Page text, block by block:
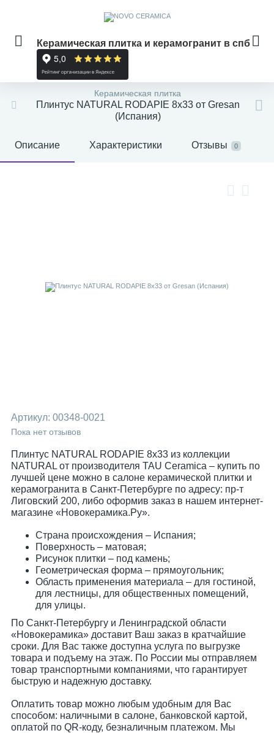
Керамическая плитка и керамогранит в спб
Керамическая плитка
Плинтус NATURAL RODAPIE 8x33 от Gresan
(Испания)
Описание Характеристики Отзывы 0
Артикул: 00348-0021
Пока нет отзывов
Плинтус NATURAL RODAPIE 8x33 из коллекции
NATURAL от производителя TAU Ceramica – купить по
лучшей цене можно в салоне керамической плитки и
керамогранита в Санкт-Петербурге по адресу: пр-т
Лиговский 200, либо оформив заказ в нашем интернет-
магазине «Новокерамика.Ру».
Страна происхождения – Испания;
Поверхность – матовая;
Рисунок плитки – под камень;
Геометрическая форма – прямоугольник;
Область применения материала – для гостиной,
для лестницы, для общественных помещений,
для улицы.
По Санкт-Петербургу и Ленинградской области
«Новокерамика» доставит Ваш заказ в кратчайшие
сроки. Для Вас также доступна услуга по выгрузке
товара и подъему на этаж. По России мы отправляем
товар транспортными компаниями, что гарантирует
быструю и надежную доставку.
Оплатить товар можно любым удобным для Вас
способом: наличными в салоне, банковской картой,
оплатой по QR-коду, безналичным платежом. Мы